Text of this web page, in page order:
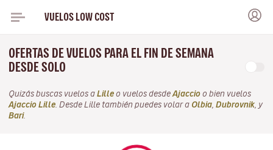
VUELOS LOW COST
OFERTAS DE VUELOS PARA EL FIN DE SEMANA
DESDE SOLO
Quizás buscas vuelos a Lille o vuelos desde Ajaccio o bien vuelos
Ajaccio Lille . Desde Lille también puedes volar a Olbia Dubrovnik , y
Bari.